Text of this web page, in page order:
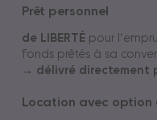
Prêt personnel
de LIBERTÉ pour
fonds prêtés à sa
→ délivré directement
Location avec option